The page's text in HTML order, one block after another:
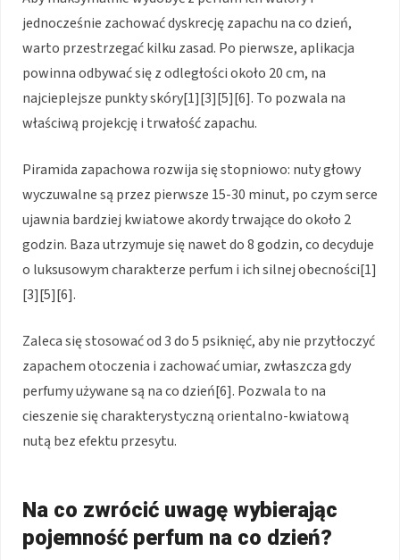
jednocześnie zachować dyskrecję zapachu na co dzień,
warto przestrzegać kilku zasad. Po pierwsze, aplikacja
powinna odbywać się z odległości około 20 cm, na
najcieplejsze punkty skóry[1][3][5][6]. To pozwala na
właściwą projekcję i trwałość zapachu.
Piramida zapachowa rozwija się stopniowo: nuty głowy
wyczuwalne są przez pierwsze 15-30 minut, po czym serce
ujawnia bardziej kwiatowe akordy trwające do około 2
godzin. Baza utrzymuje się nawet do 8 godzin, co decyduje
o luksusowym charakterze perfum i ich silnej obecności[1]
[3][5][6].
Zaleca się stosować od 3 do 5 psiknięć, aby nie przytłoczyć
zapachem otoczenia i zachować umiar, zwłaszcza gdy
perfumy używane są na co dzień[6]. Pozwala to na
cieszenie się charakterystyczną orientalno-kwiatową
nutą bez efektu przesytu.
Na co zwrócić uwagę wybierając
pojemność perfum na co dzień?